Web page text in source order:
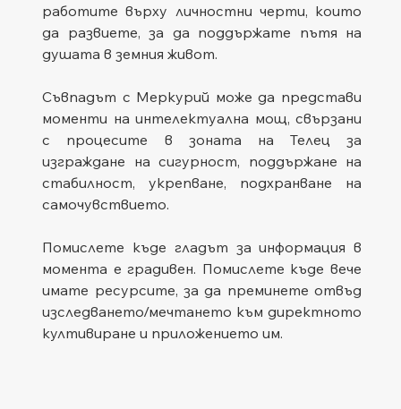
работите върху личностни черти, които
да развиете, за да поддържате пътя на
душата в земния живот.
Съвпадът с Меркурий може да представи
моменти на интелектуална мощ, свързани
с процесите в зоната на Телец за
изграждане на сигурност, поддържане на
стабилност, укрепване, подхранване на
самочувствието.
Помислете къде гладът за информация в
момента е градивен. Помислете къде вече
имате ресурсите, за да преминете отвъд
изследването/мечтането към директното
култивиране и приложението им.